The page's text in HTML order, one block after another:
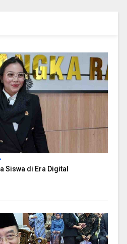
Siswa di Era Digital